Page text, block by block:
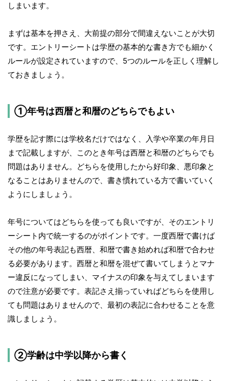
しまいます。
まずは基本を押さえ、大前提の部分で間違えないことが大切
です。エントリーシートは学歴の基本的な書き方でも細かく
ルールが設定されていますので、5つのルールを正しく理解し
ておきましょう。
①年号は西暦と和暦のどちらでもよい
学歴を記す際には学校名だけではなく、入学や卒業の年月日
まで記載しますが、このとき年号は西暦と和暦のどちらでも
問題はありません。どちらを使用したから好印象、悪印象と
なることはありませんので、書き慣れている方で書いていく
ようにしましょう。
年号についてはどちらを使っても良いですが、そのエントリ
ーシート内で統一するのがポイントです。一度西暦で書けば
その他の年号表記も西暦、和暦で書き始めれば和暦で合わせ
る必要があります。西暦と和暦を混ぜて書いてしまうとマナ
ー違反になってしまい、マイナスの印象を与えてしまいます
ので注意が必要です。表記さえ揃っていればどちらを使用し
ても問題はありませんので、最初の表記に合わせることを意
識しましょう。
②学齢は中学以降から書く